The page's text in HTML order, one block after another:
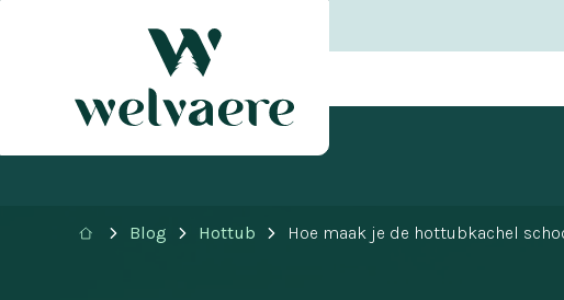
Blog Hottub Hoe maak je de hottubkachel